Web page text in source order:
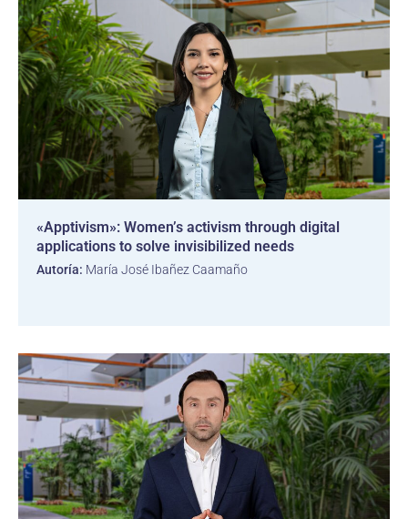
«Apptivism»: Women’s activism through digital
applications to solve invisibilized needs
Autoría: María José Ibañez Caamaño